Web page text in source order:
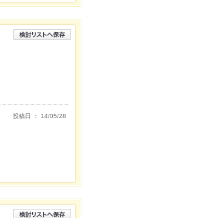
投稿日 ： 14/05/28